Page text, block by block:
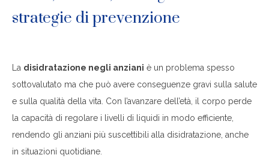
strategie di prevenzione
La disidratazione negli anziani è un problema spesso
sottovalutato ma che può avere conseguenze gravi sulla salute
e sulla qualità della vita. Con l’avanzare dell’età, il corpo perde
la capacità di regolare i livelli di liquidi in modo efficiente,
rendendo gli anziani più suscettibili alla disidratazione, anche
in situazioni quotidiane.